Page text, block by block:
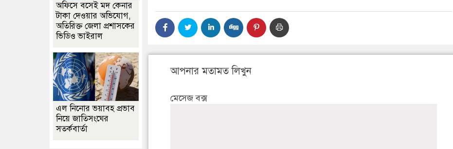
আপনার মতামত লিখুন
মেসেজ বক্স
অফিসে বসেই মদ কেনার
টাকা দেওয়ার অভিযোগ,
অতিরিক্ত জেলা প্রশাসকের
ভিডিও ভাইরাল
এল নিনোর ভয়াবহ প্রভাব
নিয়ে জাতিসংঘের
সতর্কবার্তা